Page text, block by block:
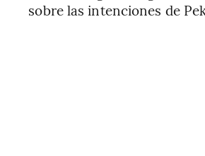
sobre las intenciones de